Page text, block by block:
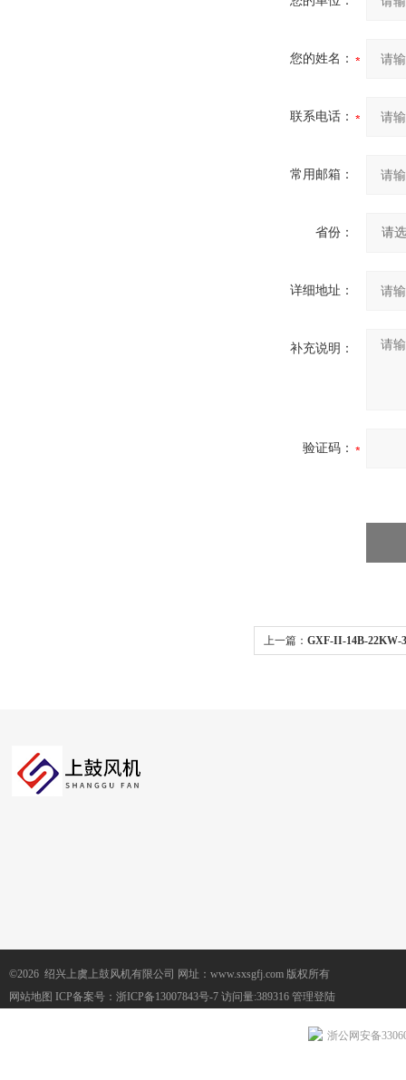
您的姓名：
联系电话：
常用邮箱：
省份：
详细地址：
补充说明：
验证码：
上一篇： GXF-II-14B-22KW-
©2026 绍兴上虞上鼓风机有限公司 网址：www.sxsgfj.com 版权所有
网站地图 ICP备案号： 浙ICP备13007843号-7 访问量:389316 管理登陆
浙公网安备